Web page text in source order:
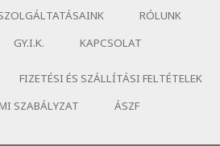
RÓLUNK
GY.I.K. KAPCSOLAT
FIZETÉSI ÉS SZÁLLÍTÁSI FELTÉTELEK
SZABÁLYZAT
ÁSZF